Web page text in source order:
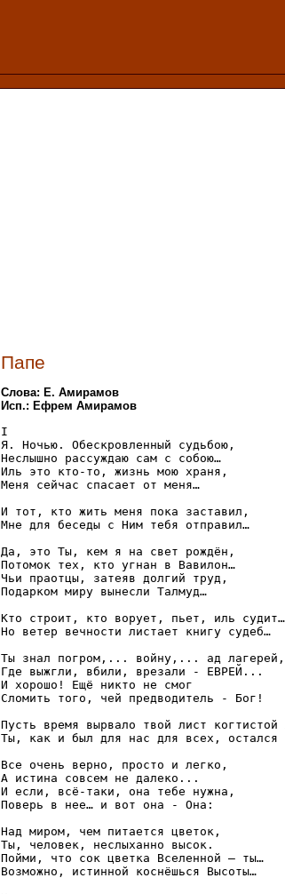
Папе
Слова: Е. Амирамов
Исп.: Ефрем Амирамов
I
Я. Ночью. Обескровленный судьбою,
Неслышно рассуждаю сам с собою…
Иль это кто-то, жизнь мою храня,
Меня сейчас спасает от меня…
И тот, кто жить меня пока заставил,
Мне для беседы с Ним тебя отправил…
Да, это Ты, кем я на свет рождён,
Потомок тех, кто угнан в Вавилон…
Чьи праотцы, затеяв долгий труд,
Подарком миру вынесли Талмуд…
Кто строит, кто ворует, пьет, иль судит…
Но ветер вечности листает книгу судеб…
Ты знал погром,... войну,... ад лагерей,
Где выжгли, вбили, врезали - ЕВРЕЙ...
И хорошо! Ещё никто не смог
Сломить того, чей предводитель - Бог!
Пусть время вырвало твой лист когтистой
Ты, как и был для нас для всех, остался
Все очень верно, просто и легко,
А истина совсем не далеко...
И если, всё-таки, она тебе нужна,
Поверь в нее… и вот она - Она:
Над миром, чем питается цветок,
Ты, человек, неслыханно высок.
Пойми, что сок цветка Вселенной – ты…
Возможно, истинной коснёшься Высоты…